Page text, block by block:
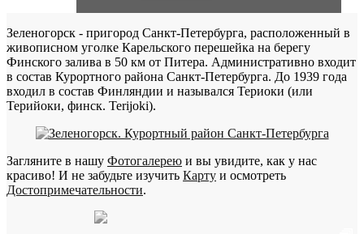
Зеленогорск - пригород Санкт-Петербурга, расположенный в
живописном уголке Карельского перешейка на берегу
Финского залива в 50 км от Питера. Административно входит
в состав Курортного района Санкт-Петербурга. До 1939 года
входил в состав Финляндии и назывался Териоки (или
Терийоки, финск. Terijoki).
Загляните в нашу Фотогалерею и вы увидите, как у нас
красиво! И не забудьте изучить Карту и осмотреть
Достопримечательности.